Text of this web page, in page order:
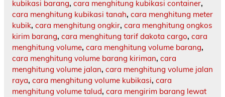
kubikasi barang, cara menghitung kubikasi container,
cara menghitung kubikasi tanah, cara menghitung meter
kubik, cara menghitung ongkir, cara menghitung ongkos
kirim barang, cara menghitung tarif dakota cargo, cara
menghitung volume, cara menghitung volume barang,
cara menghitung volume barang kiriman, cara
menghitung volume jalan, cara menghitung volume jalan
raya, cara menghitung volume kubikasi, cara
menghitung volume talud, cara mengirim barang lewat